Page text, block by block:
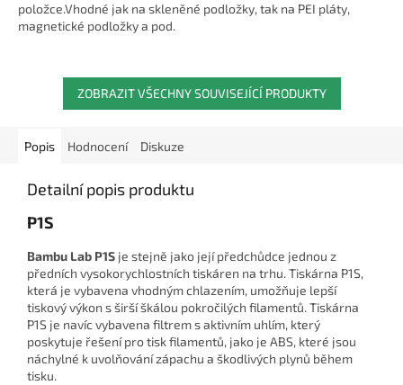
hvězdiček.
položce.Vhodné jak na skleněné podložky, tak na PEI pláty,
magnetické podložky a pod.
ZOBRAZIT VŠECHNY SOUVISEJÍCÍ PRODUKTY
Popis Hodnocení Diskuze
Detailní popis produktu
P1S
Bambu Lab P1S je stejně jako její předchůdce jednou z
předních vysokorychlostních tiskáren na trhu. Tiskárna P1S,
která je vybavena vhodným chlazením, umožňuje lepší
tiskový výkon s širší škálou pokročilých filamentů. Tiskárna
P1S je navíc vybavena filtrem s aktivním uhlím, který
poskytuje řešení pro tisk filamentů, jako je ABS, které jsou
náchylné k uvolňování zápachu a škodlivých plynů během
tisku.